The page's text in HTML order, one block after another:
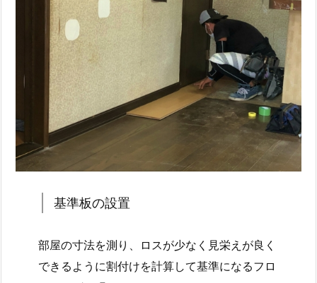
基準板の設置
部屋の寸法を測り、ロスが少なく見栄えが良く
できるように割付けを計算して基準になるフロ